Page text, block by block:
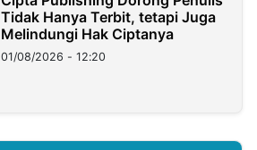
Tidak Hanya Terbit, tetapi Juga
Melindungi Hak Ciptanya
01/08/2026 - 12:20